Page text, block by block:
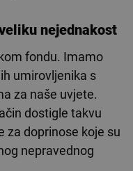
nejednakost
fondu. Imamo
umirovljenika s
za naše uvjete.
dostigle takvu
za doprinose koje su
nepravednog